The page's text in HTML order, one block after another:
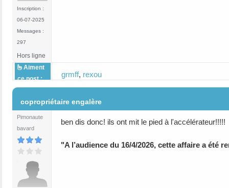
Inscription :
06-07-2025
Messages :
297
Hors ligne
Aiment
ce post :
grmff, rexou
copropriétaire engalère
Pimonaute
bavard
ben dis donc! ils ont mit le pied à l'accélérateur!!!!!
"A l’audience du 16/4/2026, cette affaire a été